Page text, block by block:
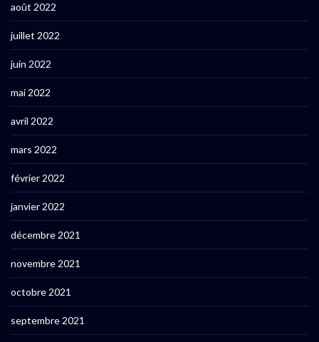
août 2022
juillet 2022
juin 2022
mai 2022
avril 2022
mars 2022
février 2022
janvier 2022
décembre 2021
novembre 2021
octobre 2021
septembre 2021